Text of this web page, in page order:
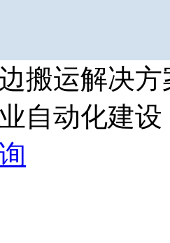
搬运解决方
自动化建设